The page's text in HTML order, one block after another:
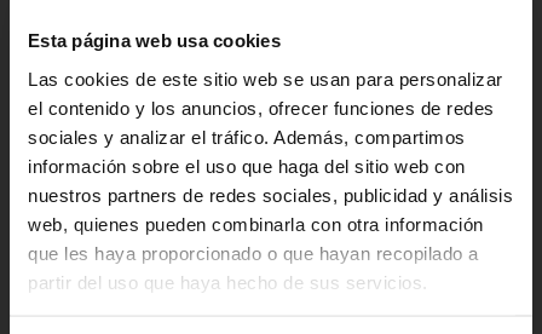
Esta página web usa cookies
Las cookies de este sitio web se usan para personalizar
el contenido y los anuncios, ofrecer funciones de redes
sociales y analizar el tráfico. Además, compartimos
información sobre el uso que haga del sitio web con
nuestros partners de redes sociales, publicidad y análisis
web, quienes pueden combinarla con otra información
que les haya proporcionado o que hayan recopilado a
partir del uso que haya hecho de sus servicios.
"Simples, eficaz e rapido"
Paulo Basto
"Precio estupendo y trato fenomenal."
Fer